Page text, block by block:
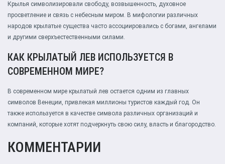
Крылья символизировали свободу, возвышенность, духовное
просветление и связь с небесным миром. В мифологии различных
народов крылатые существа часто ассоциировались с богами, ангелами
и другими сверхъестественными силами.
КАК КРЫЛАТЫЙ ЛЕВ ИСПОЛЬЗУЕТСЯ В
СОВРЕМЕННОМ МИРЕ?
В современном мире крылатый лев остается одним из главных
символов Венеции, привлекая миллионы туристов каждый год. Он
также используется в качестве символа различных организаций и
компаний, которые хотят подчеркнуть свою силу, власть и благородство.
КОММЕНТАРИИ